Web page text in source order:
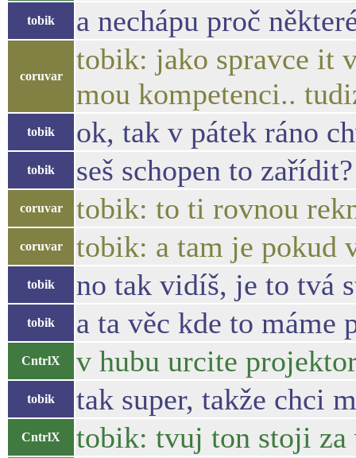
tobik a nechápu proč
coruvar
tobik: jako spravce it
mou kompetenci..
tobik ok, tak v pátek ráno
tobik seš schopen to zařídit?
coruvar tobik: to ti rovnou
coruvar tobik: a tam je pokud
tobik no tak vidíš, je to tvá
tobik a ta věc kde to máme
CntrlX v hubu urcite
tobik tak super, takže chci
CntrlX tobik: tvuj ton stoji